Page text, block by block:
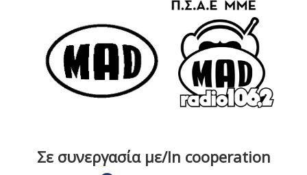
Σε συνεργασία με/In cooperation